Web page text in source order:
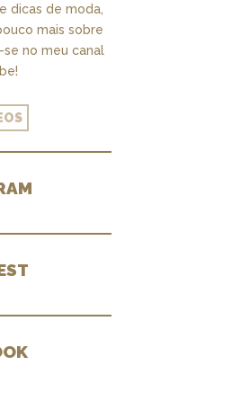
dicas de moda,
mais sobre
se no meu canal